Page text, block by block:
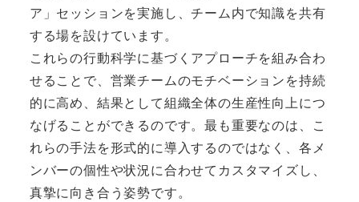
ア」セッションを実施し、チーム内で知識を共有
する場を設けています。
これらの行動科学に基づくアプローチを組み合わ
せることで、営業チームのモチベーションを持続
的に高め、結果として組織全体の生産性向上につ
なげることができるのです。最も重要なのは、こ
れらの手法を形式的に導入するのではなく、各メ
ンバーの個性や状況に合わせてカスタマイズし、
真摯に向き合う姿勢です。